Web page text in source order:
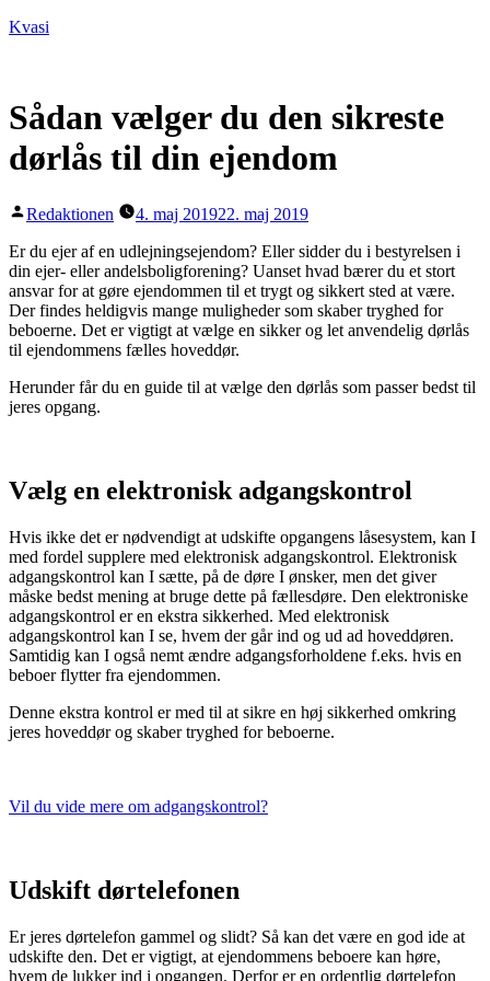
Videre
Kvasi
Sådan vælger du den sikreste
dørlås til din ejendom
Posted
Redaktionen 4. maj 201922. maj 2019
Er du ejer af en udlejningsejendom? Eller sidder du i bestyrelsen i
din ejer- eller andelsboligforening? Uanset hvad bærer du et stort
ansvar for at gøre ejendommen til et trygt og sikkert sted at være.
Der findes heldigvis mange muligheder som skaber tryghed for
beboerne. Det er vigtigt at vælge en sikker og let anvendelig dørlås
til ejendommens fælles hoveddør.
Herunder får du en guide til at vælge den dørlås som passer bedst til
jeres opgang.
Vælg en elektronisk adgangskontrol
Hvis ikke det er nødvendigt at udskifte opgangens låsesystem, kan I
med fordel supplere med elektronisk adgangskontrol. Elektronisk
adgangskontrol kan I sætte, på de døre I ønsker, men det giver
måske bedst mening at bruge dette på fællesdøre. Den elektroniske
adgangskontrol er en ekstra sikkerhed. Med elektronisk
adgangskontrol kan I se, hvem der går ind og ud ad hoveddøren.
Samtidig kan I også nemt ændre adgangsforholdene f.eks. hvis en
beboer flytter fra ejendommen.
Denne ekstra kontrol er med til at sikre en høj sikkerhed omkring
jeres hoveddør og skaber tryghed for beboerne.
Vil du vide mere om adgangskontrol?
Udskift dørtelefonen
Er jeres dørtelefon gammel og slidt? Så kan det være en god ide at
udskifte den. Det er vigtigt, at ejendommens beboere kan høre,
hvem de lukker ind i opgangen. Derfor er en ordentlig dørtelefon